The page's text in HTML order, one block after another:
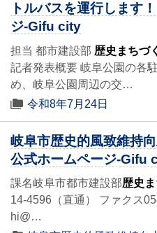
トルバスを運行します
ジ-Gifu city
担当 都市建設部 歴史まちづ
記者発表概要 岐阜公園の各
め、岐阜公園周辺の交…
令和8年7月24日
岐阜市歴史的風致維持
公式ホームページ-Gifu
課名岐阜市都市建設部歴史
14-4596（直通） ファクス
hi@…